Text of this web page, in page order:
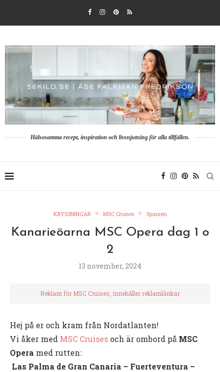
Hälsosamma recept, inspiration och livsnjutning för alla tillfällen.
KRYSSNINGAR MSC Cruises Spanien
Kanarieöarna MSC Opera dag 1 o
2
13 november, 2024
Reklam för MSC Cruises, innehåller reklamlänkar
Hej på er och kram från Nordatlanten!
Vi åker med MSC Cruises och är ombord på MSC
Opera med rutten:
Las Palma de Gran Canaria – Fuerteventura –